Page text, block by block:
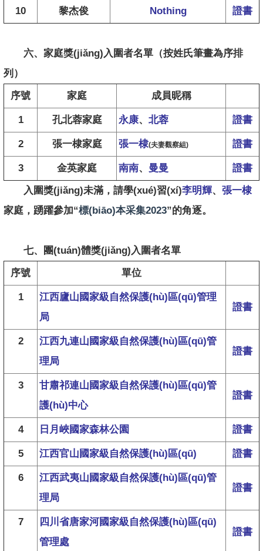
10 黎杰俊 Nothing 證書
六、家庭獎(jiǎng)入圍者名單 （按姓氏筆畫為序排
列）
序號
家庭 成員昵稱
1 孔北蓉家庭 永康、 北蓉 證書
2 張一棣家庭 張一棣(夫妻觀察組) 證書
3 金英家庭 南南、 曼曼
證書
入圍獎(jiǎng)未滿，請學(xué)習(xí)李明輝、 張一棣
家庭，踴躍參加“標(biāo)本采集2023”的角逐。
七、團(tuán)體獎(jiǎng)入圍者名單
序號
單位
1
江西廬山國家級自然保護(hù)區(qū)管理
局
證書
2
江西九連山國家級自然保護(hù)區(qū)管
理局
證書
3
甘肅祁連山國家級自然保護(hù)區(qū)管
護(hù)中心
證書
4 日月峽國家森林公園 證書
5 江西官山國家級自然保護(hù)區(qū) 證書
6
江西武夷山國家級自然保護(hù)區(qū)管
理局
證書
7
四川省唐家河國家級自然保護(hù)區(qū)
管理處
證書